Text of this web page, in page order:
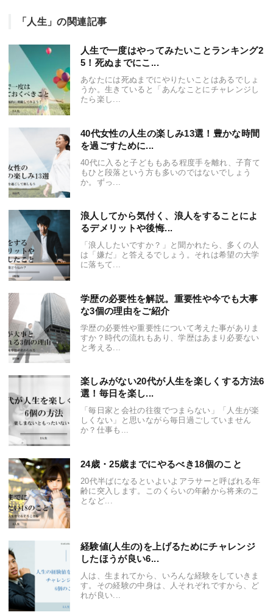
「人生」の関連記事
人生で一度はやってみたいことランキング2
5！死ぬまでにこ...
あなたには死ぬまでにやりたいことはあるでしょ
うか。生きていると「あんなことにチャレンジし
たら楽し...
40代女性の人生の楽しみ13選！豊かな時間
を過ごすために...
40代に入ると子どももある程度手を離れ、子育て
もひと段落という方も多いのではないでしょう
か。ずっ...
浪人してから気付く、浪人をすることによ
るデメリットや後悔...
「浪人したいですか？」と聞かれたら、多くの人
は「嫌だ」と答えるでしょう。それは希望の大学
に落ちて...
学歴の必要性を解説。重要性や今でも大事
な3個の理由をご紹介
学歴の必要性や重要性について考えた事がありま
すか？時代の流れもあり、学歴はあまり必要ない
と考える...
楽しみがない20代が人生を楽しくする方法6
選！毎日を楽し...
「毎日家と会社の往復でつまらない」「人生が楽
しくない」と思いながら毎日過ごしていません
か？仕事も...
24歳・25歳までにやるべき18個のこと
20代半ばになるといよいよアラサーと呼ばれる年
齢に突入します。このくらいの年齢から将来のこ
となど...
経験値(人生の)を上げるためにチャレンジ
したほうが良い6...
人は、生まれてから、いろんな経験をしていきま
す。その経験の中身は、人それぞれですから、ど
れが良い...